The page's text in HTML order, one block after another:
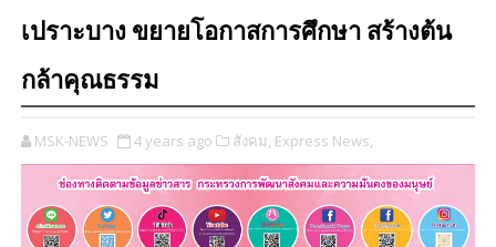
เปราะบาง ขยายโอกาสการศึกษา สร้างต้น
กล้าคุณธรรม
MSK-NEWS 4 years ago สังคม, Express News,